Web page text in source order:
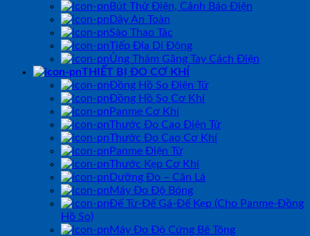
Bút Thử Điện, Cảnh Báo Điện
Dây An Toàn
Sào Thao Tác
Tiếp Địa Di Động
Ủng Thảm Găng Tay Cách Điện
THIẾT BỊ ĐO CƠ KHÍ
Đồng Hồ So Điện Tử
Đồng Hồ So Cơ Khí
Panme Cơ Khí
Thước Đo Cao Điện Tử
Thước Đo Cao Cơ Khí
Panme Điện Tử
Thước Kẹp Cơ Khí
Dưỡng Đo – Căn Lá
Máy Đo Độ Bóng
Đế Từ-Đế Gá-Đế Kẹp (Cho Panme-Đồng
Hồ So)
Máy Đo Độ Cứng Bê Tông